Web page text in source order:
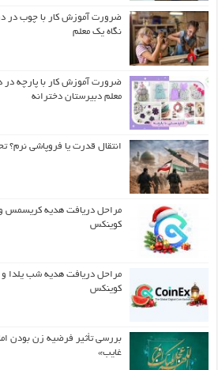
ضرورت آموزش کار با چوب در
نگاه یک معلم
ضرورت آموزش کار با پارچه در
معلم دبیرستان دخترانه
انتقال قدرت یا فروپاشی نرم؟
مراحل دریافت هدیه کریسمس
کوینکس
مراحل دریافت هدیه شب یلدا
کوینکس
بررسی تأثیر فرضیه زن بودن
غایب»